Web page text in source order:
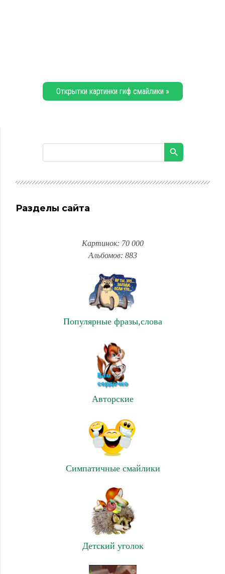
Открытки картинки гиф смайлики »
Разделы сайта
Картинок: 70 000
Альбомов: 883
Популярные фразы,слова
Авторские
Симпатичные смайлики
Детский уголок